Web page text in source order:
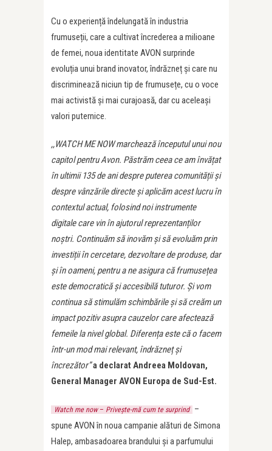
Cu o experiență îndelungată în industria
frumuseții, care a cultivat încrederea a milioane
de femei, noua identitate AVON surprinde
evoluția unui brand inovator, îndrăzneț și care nu
discriminează niciun tip de frumusețe, cu o voce
mai activistă și mai curajoasă, dar cu aceleași
valori puternice.
,,WATCH ME NOW marchează începutul unui nou
capitol pentru Avon. Păstrăm ceea ce am învățat
în ultimii 135 de ani despre puterea comunității și
despre vânzările directe și aplicăm acest lucru în
contextul actual, folosind noi instrumente
digitale care vin în ajutorul reprezentanților
noștri. Continuăm să inovăm și să evoluăm prin
investiții în cercetare, dezvoltare de produse, dar
și în oameni, pentru a ne asigura că frumusețea
este democratică și accesibilă tuturor. Și vom
continua să stimulăm schimbările și să creăm un
impact pozitiv asupra cauzelor care afectează
femeile la nivel global. Diferența este că o facem
într-un mod mai relevant, îndrăzneț și
încrezător”a declarat Andreea Moldovan,
General Manager AVON Europa de Sud-Est.
Watch me now– Privește-mă cum te surprind
–
spune AVON în noua campanie alături de Simona
Halep, ambasadoarea brandului și a parfumului